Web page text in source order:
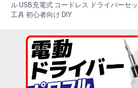
ル USB充電式 コードレス ドライバーセ
工具 初心者向け DIY